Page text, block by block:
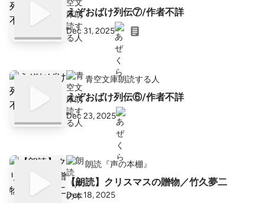
えぞおばけ列伝⑦/作者不詳
Dec 31, 2025
青空文庫朗読する人
えぞおばけ列伝⑥/作者不詳
Dec 23, 2025
朗読『声の本棚』
【朗読】クリスマスの贈物／竹久夢二
Dec 18, 2025